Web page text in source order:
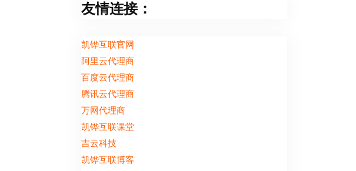
友情连接：
凯铧互联官网
阿里云代理商
百度云代理商
腾讯云代理商
万网代理商
凯铧互联课堂
吉云科技
凯铧互联博客